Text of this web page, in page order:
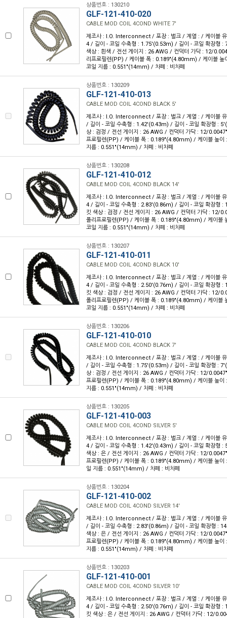
상품번호 : 130210
GLF-121-410-020
CABLE MOD COIL 4COND WHITE 7'
제조사 : I.O. Interconnect / 포장 : 벌크 / 계열 : / 케이블
4 / 길이 - 코일 수축형 : 1.75'(0.53m) / 길이 - 코일 확장형
색상 : 흰색 / 전선 게이지 : 26 AWG / 컨덕터 가닥 : 12/
리프로필렌(PP) / 케이블 폭 : 0.189"(4.80mm) / 케이블
코일 지름 : 0.551"(14mm) / 차폐 : 비차폐
상품번호 : 130209
GLF-121-410-013
CABLE MOD COIL 4COND BLACK 5'
제조사 : I.O. Interconnect / 포장 : 벌크 / 계열 : / 케이블
/ 길이 - 코일 수축형 : 1.42'(0.43m) / 길이 - 코일 확장형 :
상 : 검정 / 전선 게이지 : 26 AWG / 컨덕터 가닥 : 12/
프로필렌(PP) / 케이블 폭 : 0.189"(4.80mm) / 케이블 높
지름 : 0.551"(14mm) / 차폐 : 비차폐
상품번호 : 130208
GLF-121-410-012
CABLE MOD COIL 4COND BLACK 14'
제조사 : I.O. Interconnect / 포장 : 벌크 / 계열 : / 케이블
4 / 길이 - 코일 수축형 : 2.83'(0.86m) / 길이 - 코일 확장형
킷 색상 : 검정 / 전선 게이지 : 26 AWG / 컨덕터 가닥 : 12/
폴리프로필렌(PP) / 케이블 폭 : 0.189"(4.80mm) / 케이
코일 지름 : 0.551"(14mm) / 차폐 : 비차폐
상품번호 : 130207
GLF-121-410-011
CABLE MOD COIL 4COND BLACK 10'
제조사 : I.O. Interconnect / 포장 : 벌크 / 계열 : / 케이블
4 / 길이 - 코일 수축형 : 2.50'(0.76m) / 길이 - 코일 확장형
킷 색상 : 검정 / 전선 게이지 : 26 AWG / 컨덕터 가닥 : 12/
폴리프로필렌(PP) / 케이블 폭 : 0.189"(4.80mm) / 케이
코일 지름 : 0.551"(14mm) / 차폐 : 비차폐
상품번호 : 130206
GLF-121-410-010
CABLE MOD COIL 4COND BLACK 7'
제조사 : I.O. Interconnect / 포장 : 벌크 / 계열 : / 케이블
/ 길이 - 코일 수축형 : 1.75'(0.53m) / 길이 - 코일 확장형 :
상 : 검정 / 전선 게이지 : 26 AWG / 컨덕터 가닥 : 12/
프로필렌(PP) / 케이블 폭 : 0.189"(4.80mm) / 케이블 높
지름 : 0.551"(14mm) / 차폐 : 비차폐
상품번호 : 130205
GLF-121-410-003
CABLE MOD COIL 4COND SILVER 5'
제조사 : I.O. Interconnect / 포장 : 벌크 / 계열 : / 케이블
4 / 길이 - 코일 수축형 : 1.42'(0.43m) / 길이 - 코일 확장형
색상 : 은 / 전선 게이지 : 26 AWG / 컨덕터 가닥 : 12/
프로필렌(PP) / 케이블 폭 : 0.189"(4.80mm) / 케이블 높
일 지름 : 0.551"(14mm) / 차폐 : 비차폐
상품번호 : 130204
GLF-121-410-002
CABLE MOD COIL 4COND SILVER 14'
제조사 : I.O. Interconnect / 포장 : 벌크 / 계열 : / 케이블
/ 길이 - 코일 수축형 : 2.83'(0.86m) / 길이 - 코일 확장형 :
색상 : 은 / 전선 게이지 : 26 AWG / 컨덕터 가닥 : 12/
프로필렌(PP) / 케이블 폭 : 0.189"(4.80mm) / 케이블 높
지름 : 0.551"(14mm) / 차폐 : 비차폐
상품번호 : 130203
GLF-121-410-001
CABLE MOD COIL 4COND SILVER 10'
제조사 : I.O. Interconnect / 포장 : 벌크 / 계열 : / 케이블
4 / 길이 - 코일 수축형 : 2.50'(0.76m) / 길이 - 코일 확장형
킷 색상 : 은 / 전선 게이지 : 26 AWG / 컨덕터 가닥 : 12/